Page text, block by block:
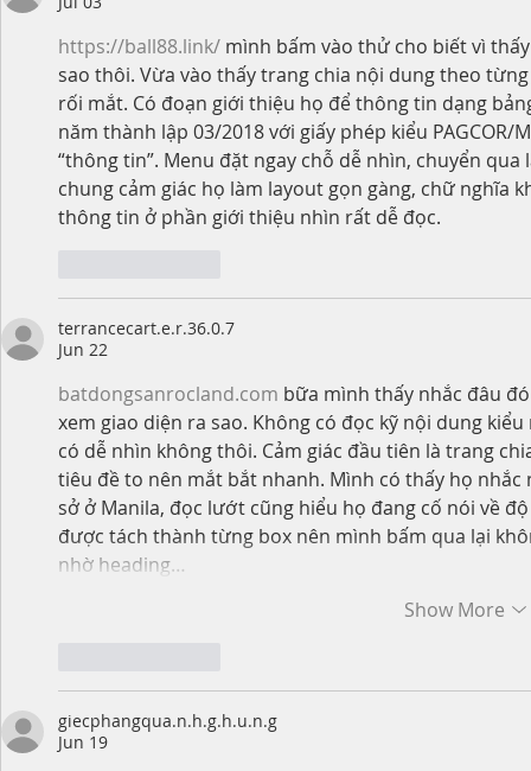
https://ball88.link/ mình bấm vào thử cho biết vì
sao thôi. Vừa vào thấy trang chia nội dung theo
rối mắt. Có đoạn giới thiệu họ để thông tin dạng
năm thành lập 03/2018 với giấy phép kiểu
“thông tin”. Menu đặt ngay chỗ dễ nhìn, chuyển
chung cảm giác họ làm layout gọn gàng, chữ nghĩa
thông tin ở phần giới thiệu nhìn rất dễ đọc.
terrancecart.e.r.36.0.7
Jun 22
batdongsanrocland.com bữa mình thấy nhắc đâu
xem giao diện ra sao. Không có đọc kỹ nội dung
có dễ nhìn không thôi. Cảm giác đầu tiên là trang
tiêu đề to nên mắt bắt nhanh. Mình có thấy họ
sở ở Manila, đọc lướt cũng hiểu họ đang cố nói về
được tách thành từng box nên mình bấm qua lại
nhờ heading…
Show More
giecphangqua.n.h.g.h.u.n.g
Jun 19